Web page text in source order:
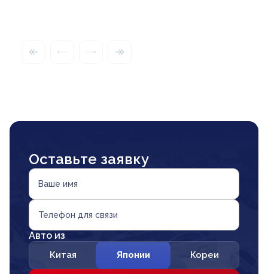
Оставьте заявку
Ваше имя
Телефон для связи
Авто из
Китая Японии Кореи